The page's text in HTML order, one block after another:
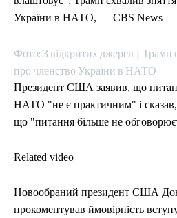
України в НАТО, — CBS News
Фото: З відкритих джерел | Трамп
про членство України в НАТО
Президент США заявив, що
НАТО "не є практичним" і
що "питання більше не
Related video
Новообраний президент США
прокоментував ймовірність